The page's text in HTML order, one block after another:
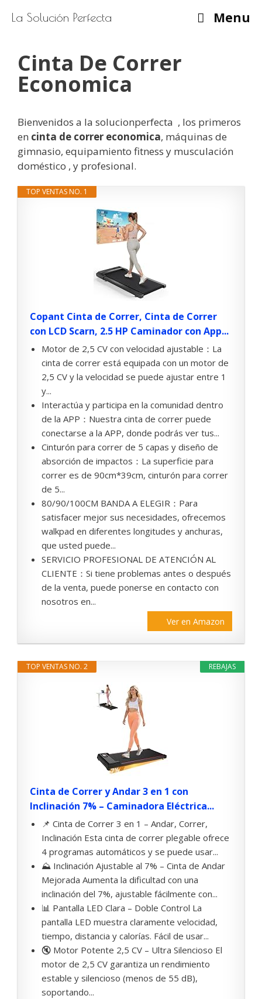
La Solución Perfecta Menu
Cinta De Correr
Economica
Bienvenidos a la solucionperfecta , los primeros
en cinta de correr economica, máquinas de
gimnasio, equipamiento fitness y musculación
doméstico , y profesional.
TOP VENTAS NO. 1
Copant Cinta de Correr, Cinta de Correr
con LCD Scarn, 2.5 HP Caminador con App...
Motor de 2,5 CV con velocidad ajustable：La
cinta de correr está equipada con un motor de
2,5 CV y la velocidad se puede ajustar entre 1
y...
Interactúa y participa en la comunidad dentro
de la APP：Nuestra cinta de correr puede
conectarse a la APP, donde podrás ver tus...
Cinturón para correr de 5 capas y diseño de
absorción de impactos：La superficie para
correr es de 90cm*39cm, cinturón para correr
de 5...
80/90/100CM BANDA A ELEGIR：Para
satisfacer mejor sus necesidades, ofrecemos
walkpad en diferentes longitudes y anchuras,
que usted puede...
SERVICIO PROFESIONAL DE ATENCIÓN AL
CLIENTE：Si tiene problemas antes o después
de la venta, puede ponerse en contacto con
nosotros en...
Ver en Amazon
REBAJAS
TOP VENTAS NO. 2
Cinta de Correr y Andar 3 en 1 con
Inclinación 7% – Caminadora Eléctrica...
📌 Cinta de Correr 3 en 1 – Andar, Correr,
Inclinación Esta cinta de correr plegable ofrece
4 programas automáticos y se puede usar...
⛰️ Inclinación Ajustable al 7% – Cinta de Andar
Mejorada Aumenta la dificultad con una
inclinación del 7%, ajustable fácilmente con...
📊 Pantalla LED Clara – Doble Control La
pantalla LED muestra claramente velocidad,
tiempo, distancia y calorías. Fácil de usar...
🔇 Motor Potente 2,5 CV – Ultra Silencioso El
motor de 2,5 CV garantiza un rendimiento
estable y silencioso (menos de 55 dB),
soportando...